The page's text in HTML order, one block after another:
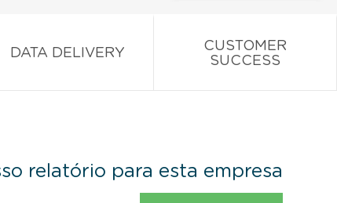
DATA DELIVERY
CUSTOMER
SUCCESS
relatório para esta empresa